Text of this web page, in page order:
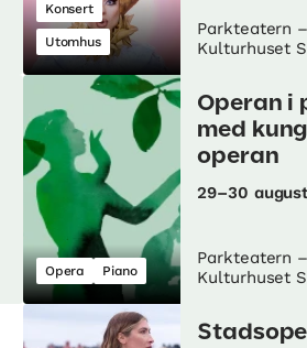
Konsert
Utomhus
Parkteatern
Kulturhuset
Opera Piano
Operan i
med
operan
29–30
Parkteatern
Kulturhuset